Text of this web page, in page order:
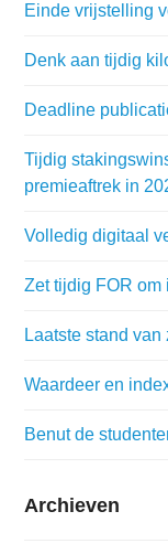
Einde vrijstelling
Denk aan tijdig
Deadline
Tijdig
premieaftrek in
Volledig digitaal
Zet tijdig FOR om
Laatste stand
Waardeer en
Benut de
Archieven